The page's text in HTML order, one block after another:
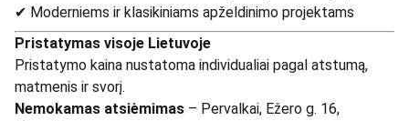
✔ Moderniems ir klasikiniams apželdinimo projektams
Pristatymas visoje Lietuvoje
Pristatymo kaina nustatoma individualiai pagal atstumą,
matmenis ir svorį.
Nemokamas atsiėmimas – Pervalkai, Ežero g. 16,